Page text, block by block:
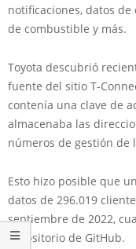
notificaciones, datos
de combustible y más.
Toyota descubrió
fuente del sitio T-
contenía una clave de
almacenaba las
números de gestión de
Esto hizo posible que
datos de 296.019
septiembre de 2022,
repositorio de GitHub.